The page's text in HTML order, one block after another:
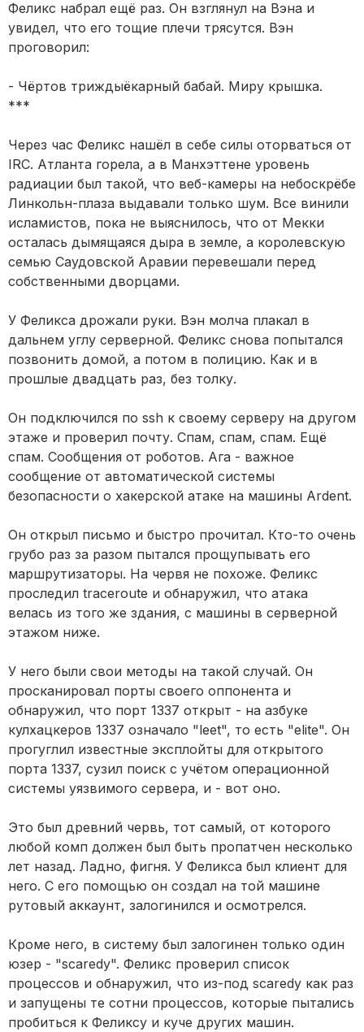
Феликс набрал ещё раз. Он взглянул на Вэна и
увидел, что его тощие плечи трясутся. Вэн
проговорил:
- Чёртов триждыёкарный бабай. Миру крышка.
***
Через час Феликс нашёл в себе силы оторваться от
IRC. Атланта горела, а в Манхэттене уровень
радиации был такой, что веб-камеры на небоскрёбе
Линкольн-плаза выдавали только шум. Все винили
исламистов, пока не выяснилось, что от Мекки
осталась дымящаяся дыра в земле, а королевскую
семью Саудовской Аравии перевешали перед
собственными дворцами.
У Феликса дрожали руки. Вэн молча плакал в
дальнем углу серверной. Феликс снова попытался
позвонить домой, а потом в полицию. Как и в
прошлые двадцать раз, без толку.
Он подключился по ssh к своему серверу на другом
этаже и проверил почту. Спам, спам, спам. Ещё
спам. Сообщения от роботов. Ага - важное
сообщение от автоматической системы
безопасности о хакерской атаке на машины Ardent.
Он открыл письмо и быстро прочитал. Кто-то очень
грубо раз за разом пытался прощупывать его
маршрутизаторы. На червя не похоже. Феликс
проследил traceroute и обнаружил, что атака
велась из того же здания, с машины в серверной
этажом ниже.
У него были свои методы на такой случай. Он
просканировал порты своего оппонента и
обнаружил, что порт 1337 открыт - на азбуке
кулхацкеров 1337 означало "leet", то есть "elite". Он
прогуглил известные эксплойты для открытого
порта 1337, сузил поиск с учётом операционной
системы уязвимого сервера, и - вот оно.
Это был древний червь, тот самый, от которого
любой комп должен был быть пропатчен несколько
лет назад. Ладно, фигня. У Феликса был клиент для
него. С его помощью он создал на той машине
рутовый аккаунт, залогинился и осмотрелся.
Кроме него, в систему был залогинен только один
юзер - "scaredy". Феликс проверил список
процессов и обнаружил, что из-под scaredy как раз
и запущены те сотни процессов, которые пытались
пробиться к Феликсу и куче других машин.